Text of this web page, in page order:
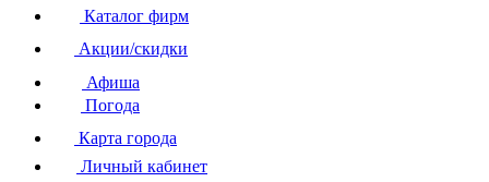
Каталог фирм
Акции/скидки
Афиша
Погода
Карта города
Личный кабинет